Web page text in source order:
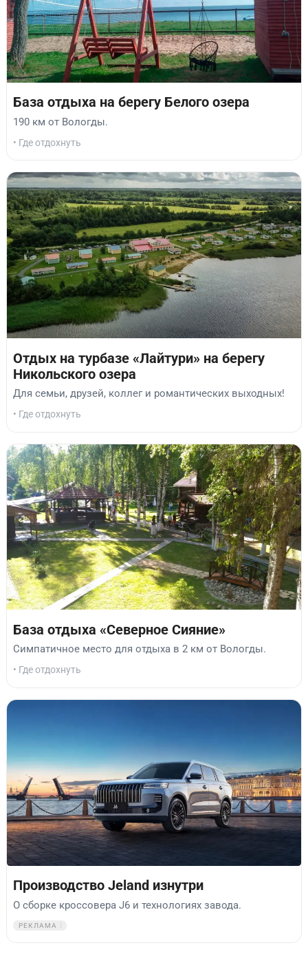
База отдыха на берегу Белого озера
190 км от Вологды.
• Где отдохнуть
Отдых на турбазе «Лайтури» на берегу
Никольского озера
Для семьи, друзей, коллег и романтических выходных!
• Где отдохнуть
База отдыха «Северное Сияние»
Симпатичное место для отдыха в 2 км от Вологды.
• Где отдохнуть
Производство Jeland изнутри
О сборке кроссовера J6 и технологиях завода.
РЕКЛАМА